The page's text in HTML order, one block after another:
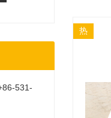
热
531-